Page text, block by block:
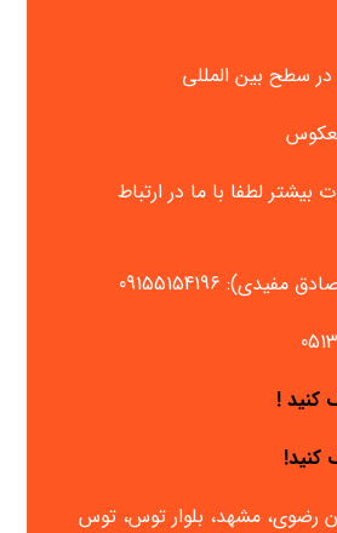
سطح بین المللی
لطفا با ما در ارتباط
مفیدی): 09155154196
کنید !
کنید!
رضوی، مشهد، بلوار توس، توس